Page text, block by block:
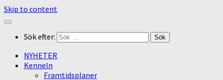
Skip to content
Sök efter:
NYHETER
Kenneln
Framtidsplaner